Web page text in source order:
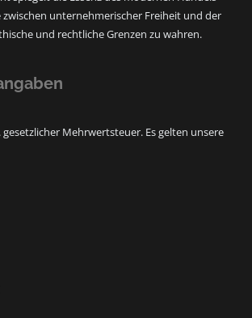
zwischen unternehmerischer Freiheit und der
und rechtliche Grenzen zu wahren.
Mehrwertsteuer. Es gelten unsere